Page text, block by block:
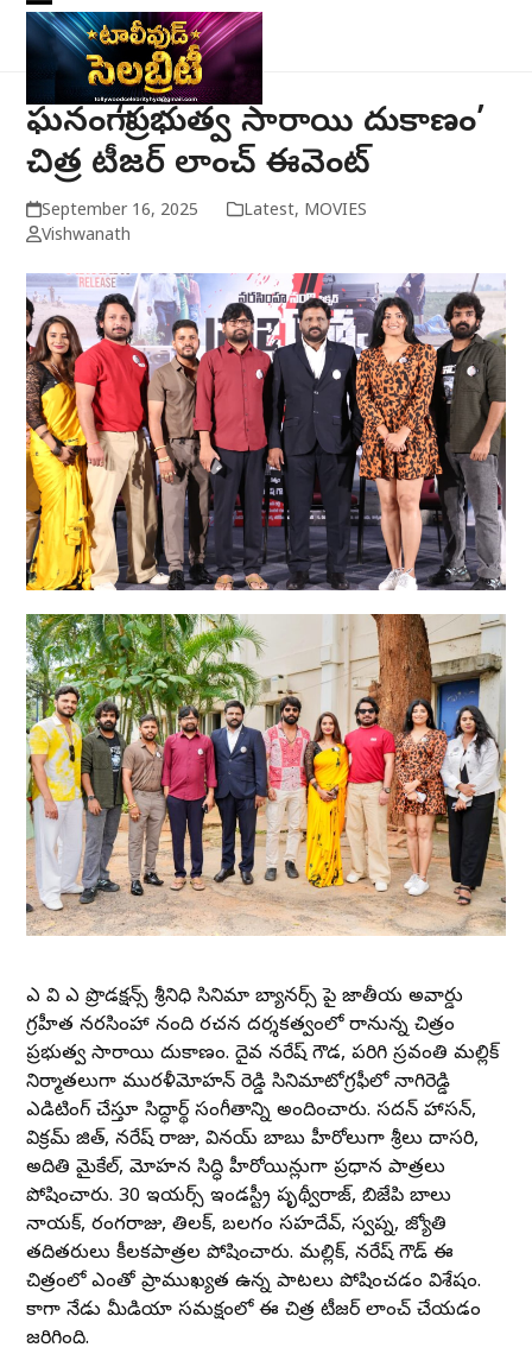
Skip
content
Open
mobile
menu
Close
mobile
menu
ఘనంగా ‘ప్రభుత్వ సారాయి దుకాణం’
చిత్ర టీజర్‌ లాంచ్‌ ఈవెంట్‌
September 16, 2025 Latest, MOVIES
Vishwanath
ఎస్ వి ఎస్ ప్రొడక్షన్స్ శ్రీనిధి సినిమాస్ బ్యానర్స్ పై జాతీయ అవార్డు
గ్రహీత నరసింహా నంది రచన దర్శకత్వంలో రానున్న చిత్రం
ప్రభుత్వ సారాయి దుకాణం. దైవ నరేష్ గౌడ, పరిగి స్రవంతి మల్లిక్
నిర్మాతలుగా మురళీమోహన్ రెడ్డి సినిమాటోగ్రఫీలో నాగిరెడ్డి
ఎడిటింగ్ చేస్తూ సిద్ధార్థ్ సంగీతాన్ని అందించారు. సదన్ హాసన్,
విక్రమ్ జిత్, నరేష్ రాజు, వినయ్ బాబు హీరోలుగా శ్రీలు దాసరి,
అదితి మైకేల్, మోహన సిద్ధి హీరోయిన్లుగా ప్రధాన పాత్రలు
పోషించారు. 30 ఇయర్స్ ఇండస్ట్రీ పృథ్వీరాజ్, బిజేపి బాలు
నాయక్, రంగరాజు, తిలక్, బలగం సహదేవ్, స్వప్న, జ్యోతి
తదితరులు కీలకపాత్రల పోషించారు. మల్లిక్, నరేష్ గౌడ్ ఈ
చిత్రంలో ఎంతో ప్రాముఖ్యత ఉన్న పాటలు పోషించడం విశేషం.
కాగా నేడు మీడియా సమక్షంలో ఈ చిత్ర టీజర్ లాంచ్ చేయడం
జరిగింది.